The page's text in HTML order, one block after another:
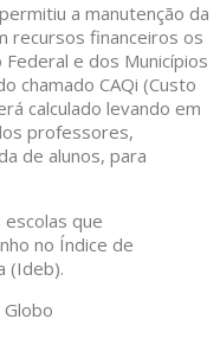
a manutenção da
recursos financeiros os
e dos Municípios
chamado CAQi (Custo
calculado levando em
professores,
de alunos, para
que
no Índice de
(Ideb).